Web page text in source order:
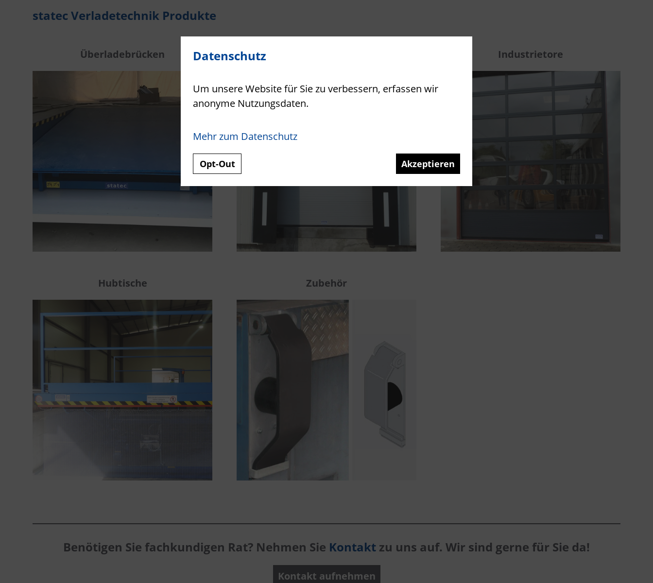
statec Verladetechnik Produkte
Überladebrücken Industrietore
Hubtische Zubehör
Benötigen Sie fachkundigen Rat? Nehmen Sie Kontakt zu uns auf. Wir sind gerne für Sie da!
Kontakt aufnehmen
Datenschutz
Um unsere Website für Sie zu verbessern, erfassen wir
anonyme Nutzungsdaten.
Mehr zum Datenschutz
Opt-Out Akzeptieren